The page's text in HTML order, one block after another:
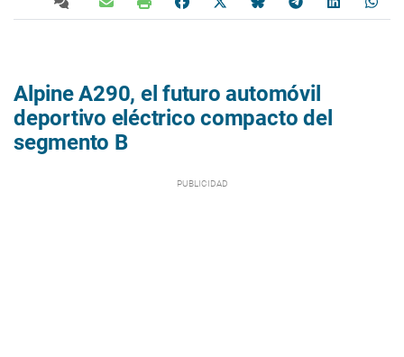
Alpine A290, el futuro automóvil
deportivo eléctrico compacto del
segmento B